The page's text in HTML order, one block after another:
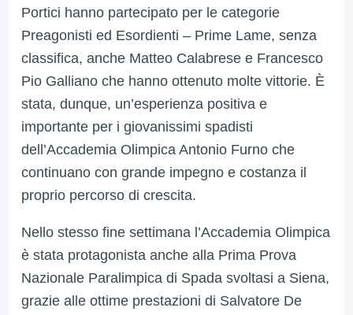
Portici hanno partecipato per le categorie
Preagonisti ed Esordienti – Prime Lame, senza
classifica, anche Matteo Calabrese e Francesco
Pio Galliano che hanno ottenuto molte vittorie. È
stata, dunque, un’esperienza positiva e
importante per i giovanissimi spadisti
dell’Accademia Olimpica Antonio Furno che
continuano con grande impegno e costanza il
proprio percorso di crescita.
Nello stesso fine settimana l’Accademia Olimpica
è stata protagonista anche alla Prima Prova
Nazionale Paralimpica di Spada svoltasi a Siena,
grazie alle ottime prestazioni di Salvatore De